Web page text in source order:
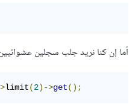
أما إن كنا نريد جلب سجلين
limit(2)->get();